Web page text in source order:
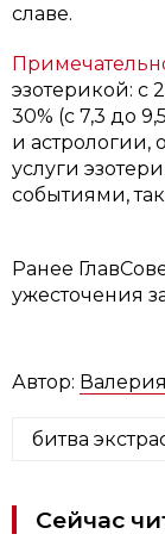
славе.
эзотерикой: с
30% (с 7,3 до
и астрологии,
услуги
событиями,
Ранее
ужесточения
Автор:
битва
Сейчас